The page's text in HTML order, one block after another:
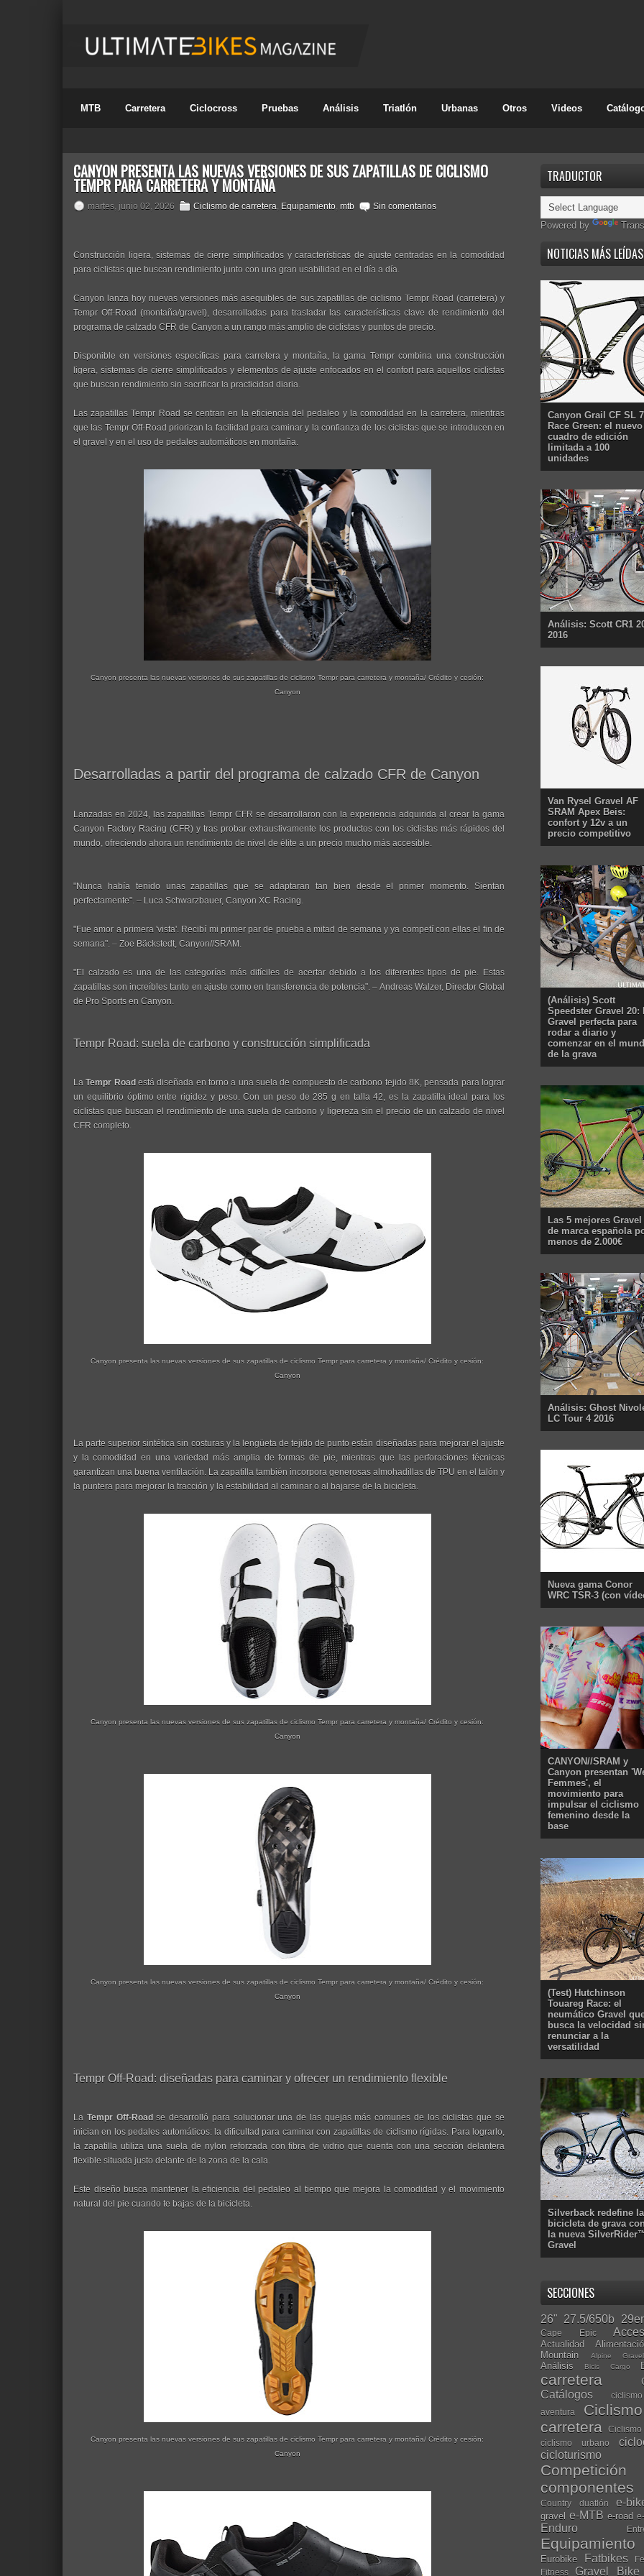
MTB Carretera Ciclocross Pruebas Análisis Triatlón Urbanas Otros Videos
CANYON PRESENTA LAS NUEVAS VERSIONES DE SUS ZAPATILLAS DE CICLISMO
TEMPR PARA CARRETERA Y MONTAÑA
martes, junio 02, 2026 Ciclismo de carretera, Equipamiento, mtb Sin comentarios
Construcción ligera, sistemas de cierre simplificados y características de ajuste centradas en la comodidad
para ciclistas que buscan rendimiento junto con una gran usabilidad en el día a día.
Canyon lanza hoy nuevas versiones más asequibles de sus zapatillas de ciclismo Tempr Road (carretera) y
Tempr Off-Road (montaña/gravel), desarrolladas para trasladar las características clave de rendimiento del
programa de calzado CFR de Canyon a un rango más amplio de ciclistas y puntos de precio.
Disponible en versiones específicas para carretera y montaña, la gama Tempr combina una construcción
ligera, sistemas de cierre simplificados y elementos de ajuste enfocados en el confort para aquellos ciclistas
que buscan rendimiento sin sacrificar la practicidad diaria.
Las zapatillas Tempr Road se centran en la eficiencia del pedaleo y la comodidad en la carretera, mientras
que las Tempr Off-Road priorizan la facilidad para caminar y la confianza de los ciclistas que se introducen en
el gravel y en el uso de pedales automáticos en montaña.
Canyon presenta las nuevas versiones de sus zapatillas de ciclismo Tempr para carretera y montaña/ Crédito y cesión:
Canyon
Desarrolladas a partir del programa de calzado CFR de Canyon
Lanzadas en 2024, las zapatillas Tempr CFR se desarrollaron con la experiencia adquirida al crear la gama
Canyon Factory Racing (CFR) y tras probar exhaustivamente los productos con los ciclistas más rápidos del
mundo, ofreciendo ahora un rendimiento de nivel de élite a un precio mucho más accesible.
"Nunca había tenido unas zapatillas que se adaptaran tan bien desde el primer momento. Sientan
perfectamente". – Luca Schwarzbauer, Canyon XC Racing.
"Fue amor a primera 'vista'. Recibí mi primer par de prueba a mitad de semana y ya competí con ellas el fin de
semana". – Zoe Bäckstedt, Canyon//SRAM.
"El calzado es una de las categorías más difíciles de acertar debido a los diferentes tipos de pie. Estas
zapatillas son increíbles tanto en ajuste como en transferencia de potencia". – Andreas Walzer, Director Global
de Pro Sports en Canyon.
Tempr Road: suela de carbono y construcción simplificada
LaTempr Roadestá diseñada en torno a una suela de compuesto de carbono tejido 8K, pensada para lograr
un equilibrio óptimo entre rigidez y peso. Con un peso de 285 g en talla 42, es la zapatilla ideal para los
ciclistas que buscan el rendimiento de una suela de carbono y ligereza sin el precio de un calzado de nivel
CFR completo.
Canyon presenta las nuevas versiones de sus zapatillas de ciclismo Tempr para carretera y montaña/ Crédito y cesión:
Canyon
La parte superior sintética sin costuras y la lengüeta de tejido de punto están diseñadas para mejorar el ajuste
y la comodidad en una variedad más amplia de formas de pie, mientras que las perforaciones técnicas
garantizan una buena ventilación. La zapatilla también incorpora generosas almohadillas de TPU en el talón y
la puntera para mejorar la tracción y la estabilidad al caminar o al bajarse de la bicicleta.
Canyon presenta las nuevas versiones de sus zapatillas de ciclismo Tempr para carretera y montaña/ Crédito y cesión:
Canyon
Canyon presenta las nuevas versiones de sus zapatillas de ciclismo Tempr para carretera y montaña/ Crédito y cesión:
Canyon
Tempr Off-Road: diseñadas para caminar y ofrecer un rendimiento flexible
La Tempr Off-Roadse desarrolló para solucionar una de las quejas más comunes de los ciclistas que se
inician en los pedales automáticos: la dificultad para caminar con zapatillas de ciclismo rígidas. Para lograrlo,
la zapatilla utiliza una suela de nylon reforzada con fibra de vidrio que cuenta con una sección delantera
flexible situada justo delante de la zona de la cala.
Este diseño busca mantener la eficiencia del pedaleo al tiempo que mejora la comodidad y el movimiento
natural del pie cuando te bajas de la bicicleta.
Canyon presenta las nuevas versiones de sus zapatillas de ciclismo Tempr para carretera y montaña/ Crédito y cesión:
Canyon
TRADUCTOR
Powered by
NOTICIAS MÁS LEÍDAS
Canyon Grail CF SL 7
Race Green: el nuevo
cuadro de edición
limitada a 100
unidades
Análisis: Scott CR1
2016
Van Rysel Gravel AF
SRAM Apex Beis:
confort y 12v a un
precio competitivo
(Análisis) Scott
Speedster Gravel 20:
Gravel perfecta para
rodar a diario y
comenzar en el
de la grava
Las 5 mejores Gravel
de marca española
menos de 2.000€
Análisis: Ghost
LC Tour 4 2016
Nueva gama Conor
WRC TSR-3 (con
CANYON//SRAM y
Canyon presentan
Femmes', el
movimiento para
impulsar el ciclismo
femenino desde la
base
(Test) Hutchinson
Touareg Race: el
neumático Gravel
busca la velocidad
renunciar a la
versatilidad
Silverback redefine la
bicicleta de grava
la nueva
Gravel
SECCIONES
26" 27.5/650b 29er
Cape Epic
Actualidad
Mountain
Alpine
Análisis Bicis Cargo
carretera
Catálogos
aventura
carretera
Ciclismo
ciclismo urbano
cicloturismo
Competición
componentes
Country duatlón e-
gravel e-MTB e-road
Enduro
Equipamiento
Eurobike Fatbikes
Fitness
Gravel Bike